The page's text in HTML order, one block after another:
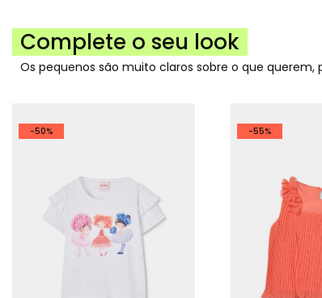
Complete o seu look
Os pequenos são muito claros sobre o que
-50% -55%